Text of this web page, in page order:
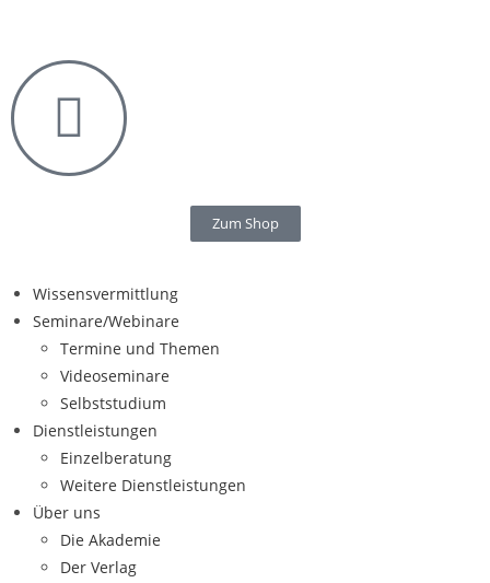
Zum Shop
Wissensvermittlung
Seminare/Webinare
Termine und Themen
Videoseminare
Selbststudium
Dienstleistungen
Einzelberatung
Weitere Dienstleistungen
Über uns
Die Akademie
Der Verlag